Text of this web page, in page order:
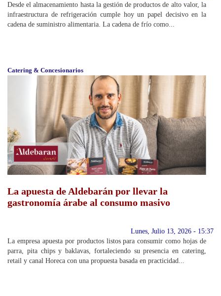
Desde el almacenamiento hasta la gestión de productos de alto valor, la
infraestructura de refrigeración cumple hoy un papel decisivo en la
cadena de suministro alimentaria. La cadena de frío como...
Catering & Concesionarios
La apuesta de Aldebarán por llevar la
gastronomía árabe al consumo masivo
Lunes, Julio 13, 2026 - 15:37
La empresa apuesta por productos listos para consumir como hojas de
parra, pita chips y baklavas, fortaleciendo su presencia en catering,
retail y canal Horeca con una propuesta basada en practicidad...